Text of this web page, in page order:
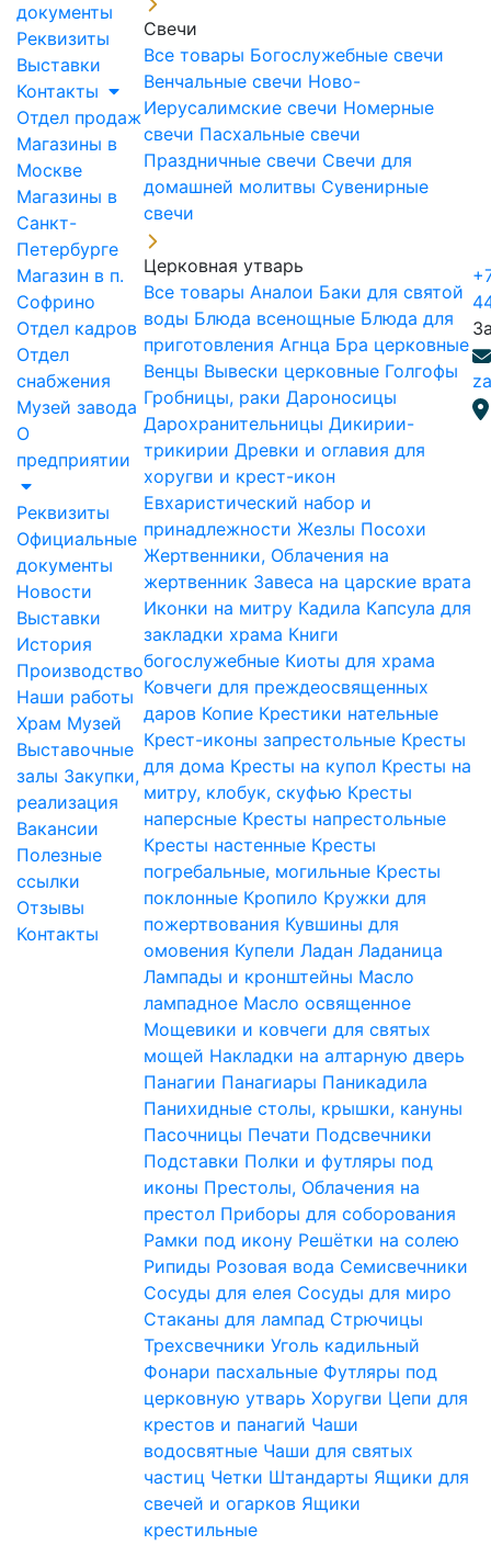
документы
Реквизиты
Выставки
Контакты
Отдел продаж
Магазины в
Москве
Магазины в
Санкт-
Петербурге
Магазин в п.
Софрино
Отдел кадров
Отдел
снабжения
Музей завода
О
предприятии
Реквизиты
Официальные
документы
Новости
Выставки
История
Производство
Наши работы
Храм Музей
Выставочные
залы Закупки,
реализация
Вакансии
Полезные
ссылки
Отзывы
Контакты
Свечи
Все товары Богослужебные свечи
Венчальные свечи Ново-
Иерусалимские свечи Номерные
свечи Пасхальные свечи
Праздничные свечи Свечи для
домашней молитвы Сувенирные
свечи
Церковная утварь
Все товары Аналои Баки для святой
воды Блюда всенощные Блюда для
приготовления Агнца Бра церковные
Венцы Вывески церковные Голгофы
Гробницы, раки Дароносицы
Дарохранительницы Дикирии-
трикирии Древки и оглавия для
хоругви и крест-икон
Евхаристический набор и
принадлежности Жезлы Посохи
Жертвенники, Облачения на
жертвенник Завеса на царские врата
Иконки на митру Кадила Капсула для
закладки храма Книги
богослужебные Киоты для храма
Ковчеги для преждеосвященных
даров Копие Крестики нательные
Крест-иконы запрестольные Кресты
для дома Кресты на купол Кресты на
митру, клобук, скуфью Кресты
наперсные Кресты напрестольные
Кресты настенные Кресты
погребальные, могильные Кресты
поклонные Кропило Кружки для
пожертвования Кувшины для
омовения Купели Ладан Ладаница
Лампады и кронштейны Масло
лампадное Масло освященное
Мощевики и ковчеги для святых
мощей Накладки на алтарную дверь
Панагии Панагиары Паникадила
Панихидные столы, крышки, кануны
Пасочницы Печати Подсвечники
Подставки Полки и футляры под
иконы Престолы, Облачения на
престол Приборы для соборования
Рамки под икону Решётки на солею
Рипиды Розовая вода Семисвечники
Сосуды для елея Сосуды для миро
Стаканы для лампад Стрючицы
Трехсвечники Уголь кадильный
Фонари пасхальные Футляры под
церковную утварь Хоругви Цепи для
крестов и панагий Чаши
водосвятные Чаши для святых
частиц Четки Штандарты Ящики для
свечей и огарков Ящики
крестильные